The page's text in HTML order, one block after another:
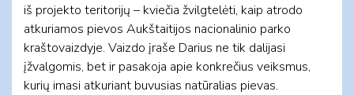
iš projekto teritorijų – kviečia žvilgtelėti, kaip atrodo
atkuriamos pievos Aukštaitijos nacionalinio parko
kraštovaizdyje. Vaizdo įraše Darius ne tik dalijasi
įžvalgomis, bet ir pasakoja apie konkrečius veiksmus,
kurių imasi atkuriant buvusias natūralias pievas.